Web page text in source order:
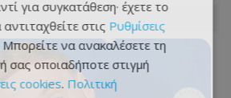
για συγκατάθεση· έχετε το
στις Ρυθμίσεις
Μπορείτε να ανακαλέσετε τη
σας οποιαδήποτε στιγμή
cookies. Πολιτική